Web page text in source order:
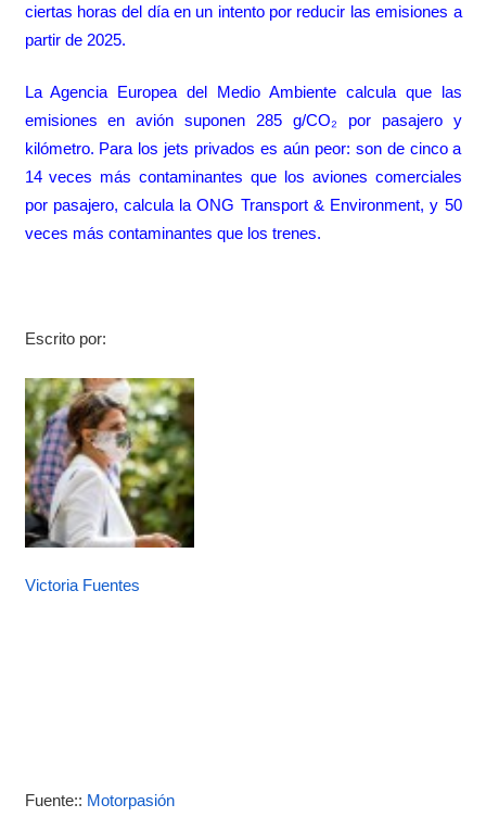
ciertas horas del día en un intento por reducir las emisiones a
partir de 2025.
LaAgencia Europea del Medio Ambientecalcula que las
emisiones en avión suponen 285 g/CO₂ por pasajero y
kilómetro. Para los jets privados es aún peor: son de cinco a
14 veces más contaminantes que los aviones comerciales
por pasajero, calcula la ONG Transport & Environment, y 50
veces más contaminantes que los trenes.
Escrito por:
Victoria Fuentes
Fuente:: Motorpasión